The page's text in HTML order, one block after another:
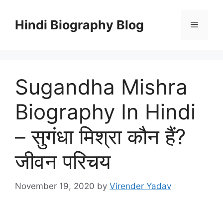
contentHindi Biography Blog Menu
Sugandha Mishra
Biography In Hindi
– सुगंधा मिश्रा कौन हैं?
जीवन परिचय
November 19, 2020 by Virender Yadav